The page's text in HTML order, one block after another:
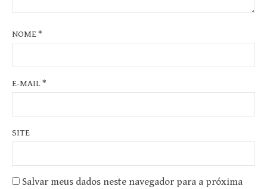
NOME*
E-MAIL*
SITE
Salvar meus dados neste navegador para a próxima